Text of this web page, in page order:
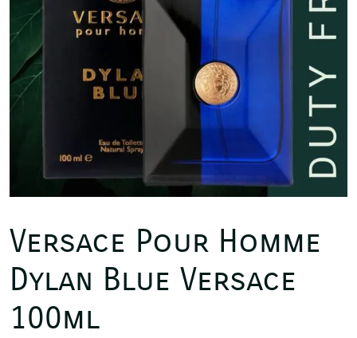
Versace Pour Homme
Dylan Blue Versace
100ml